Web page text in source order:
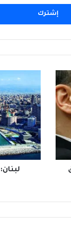
تسييس
الإقتصاد
حتى
الإنتحار؟